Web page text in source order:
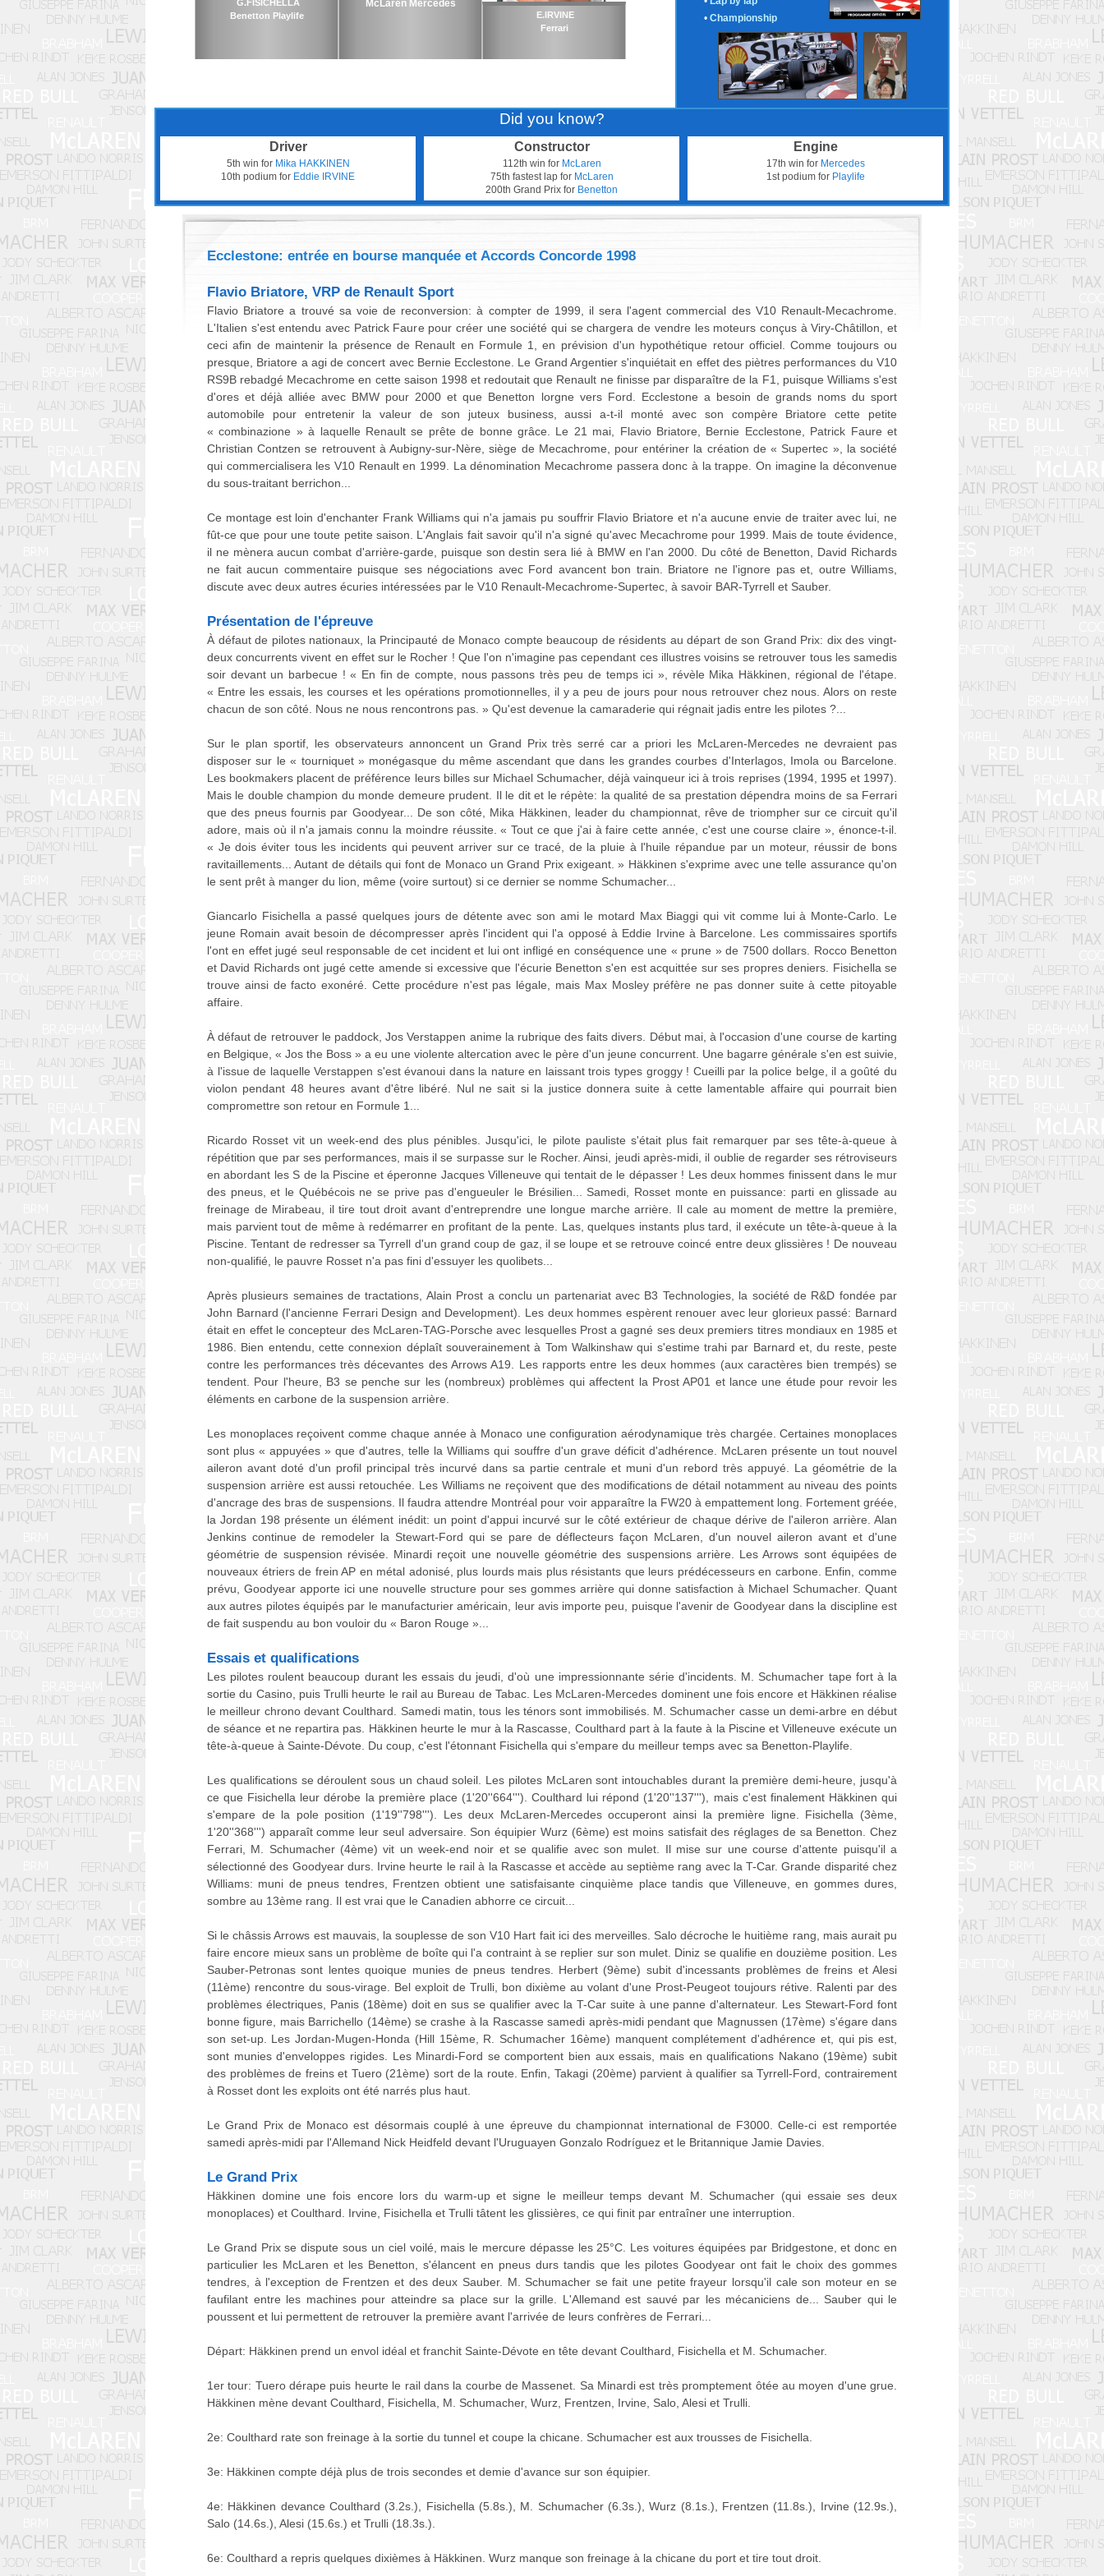
G.FISICHELLA
Benetton Playlife
McLaren Mercedes
E.IRVINE
Ferrari
• Championship
Did you know?
Driver
5th win for Mika HAKKINEN
10th podium for Eddie IRVINE
Constructor
112th win for McLaren
75th fastest lap for McLaren
200th Grand Prix for Benetton
Engine
17th win for Mercedes
1st podium for Playlife
Ecclestone: entrée en bourse manquée et Accords Concorde 1998
Flavio Briatore, VRP de Renault Sport
Flavio Briatore a trouvé sa voie de reconversion: à compter de 1999, il sera l'agent commercial des V10 Renault-Mecachrome.
L'Italien s'est entendu avec Patrick Faure pour créer une société qui se chargera de vendre les moteurs conçus à Viry-Châtillon, et
ceci afin de maintenir la présence de Renault en Formule 1, en prévision d'un hypothétique retour officiel. Comme toujours ou
presque, Briatore a agi de concert avec Bernie Ecclestone. Le Grand Argentier s'inquiétait en effet des piètres performances du V10
RS9B rebadgé Mecachrome en cette saison 1998 et redoutait que Renault ne finisse par disparaître de la F1, puisque Williams s'est
d'ores et déjà alliée avec BMW pour 2000 et que Benetton lorgne vers Ford. Ecclestone a besoin de grands noms du sport
automobile pour entretenir la valeur de son juteux business, aussi a-t-il monté avec son compère Briatore cette petite
« combinazione » à laquelle Renault se prête de bonne grâce. Le 21 mai, Flavio Briatore, Bernie Ecclestone, Patrick Faure et
Christian Contzen se retrouvent à Aubigny-sur-Nère, siège de Mecachrome, pour entériner la création de « Supertec », la société
qui commercialisera les V10 Renault en 1999. La dénomination Mecachrome passera donc à la trappe. On imagine la déconvenue
du sous-traitant berrichon...
Ce montage est loin d'enchanter Frank Williams qui n'a jamais pu souffrir Flavio Briatore et n'a aucune envie de traiter avec lui, ne
fût-ce que pour une toute petite saison. L'Anglais fait savoir qu'il n'a signé qu'avec Mecachrome pour 1999. Mais de toute évidence,
il ne mènera aucun combat d'arrière-garde, puisque son destin sera lié à BMW en l'an 2000. Du côté de Benetton, David Richards
ne fait aucun commentaire puisque ses négociations avec Ford avancent bon train. Briatore ne l'ignore pas et, outre Williams,
discute avec deux autres écuries intéressées par le V10 Renault-Mecachrome-Supertec, à savoir BAR-Tyrrell et Sauber.
Présentation de l'épreuve
À défaut de pilotes nationaux, la Principauté de Monaco compte beaucoup de résidents au départ de son Grand Prix: dix des vingt-
deux concurrents vivent en effet sur le Rocher ! Que l'on n'imagine pas cependant ces illustres voisins se retrouver tous les samedis
soir devant un barbecue ! « En fin de compte, nous passons très peu de temps ici », révèle Mika Häkkinen, régional de l'étape.
« Entre les essais, les courses et les opérations promotionnelles, il y a peu de jours pour nous retrouver chez nous. Alors on reste
chacun de son côté. Nous ne nous rencontrons pas. » Qu'est devenue la camaraderie qui régnait jadis entre les pilotes ?...
Sur le plan sportif, les observateurs annoncent un Grand Prix très serré car a priori les McLaren-Mercedes ne devraient pas
disposer sur le « tourniquet » monégasque du même ascendant que dans les grandes courbes d'Interlagos, Imola ou Barcelone.
Les bookmakers placent de préférence leurs billes sur Michael Schumacher, déjà vainqueur ici à trois reprises (1994, 1995 et 1997).
Mais le double champion du monde demeure prudent. Il le dit et le répète: la qualité de sa prestation dépendra moins de sa Ferrari
que des pneus fournis par Goodyear... De son côté, Mika Häkkinen, leader du championnat, rêve de triompher sur ce circuit qu'il
adore, mais où il n'a jamais connu la moindre réussite. « Tout ce que j'ai à faire cette année, c'est une course claire », énonce-t-il.
« Je dois éviter tous les incidents qui peuvent arriver sur ce tracé, de la pluie à l'huile répandue par un moteur, réussir de bons
ravitaillements... Autant de détails qui font de Monaco un Grand Prix exigeant. » Häkkinen s'exprime avec une telle assurance qu'on
le sent prêt à manger du lion, même (voire surtout) si ce dernier se nomme Schumacher...
Giancarlo Fisichella a passé quelques jours de détente avec son ami le motard Max Biaggi qui vit comme lui à Monte-Carlo. Le
jeune Romain avait besoin de décompresser après l'incident qui l'a opposé à Eddie Irvine à Barcelone. Les commissaires sportifs
l'ont en effet jugé seul responsable de cet incident et lui ont infligé en conséquence une « prune » de 7500 dollars. Rocco Benetton
et David Richards ont jugé cette amende si excessive que l'écurie Benetton s'en est acquittée sur ses propres deniers. Fisichella se
trouve ainsi de facto exonéré. Cette procédure n'est pas légale, mais Max Mosley préfère ne pas donner suite à cette pitoyable
affaire.
À défaut de retrouver le paddock, Jos Verstappen anime la rubrique des faits divers. Début mai, à l'occasion d'une course de karting
en Belgique, « Jos the Boss » a eu une violente altercation avec le père d'un jeune concurrent. Une bagarre générale s'en est suivie,
à l'issue de laquelle Verstappen s'est évanoui dans la nature en laissant trois types groggy ! Cueilli par la police belge, il a goûté du
violon pendant 48 heures avant d'être libéré. Nul ne sait si la justice donnera suite à cette lamentable affaire qui pourrait bien
compromettre son retour en Formule 1...
Ricardo Rosset vit un week-end des plus pénibles. Jusqu'ici, le pilote pauliste s'était plus fait remarquer par ses tête-à-queue à
répétition que par ses performances, mais il se surpasse sur le Rocher. Ainsi, jeudi après-midi, il oublie de regarder ses rétroviseurs
en abordant les S de la Piscine et éperonne Jacques Villeneuve qui tentait de le dépasser ! Les deux hommes finissent dans le mur
des pneus, et le Québécois ne se prive pas d'engueuler le Brésilien... Samedi, Rosset monte en puissance: parti en glissade au
freinage de Mirabeau, il tire tout droit avant d'entreprendre une longue marche arrière. Il cale au moment de mettre la première,
mais parvient tout de même à redémarrer en profitant de la pente. Las, quelques instants plus tard, il exécute un tête-à-queue à la
Piscine. Tentant de redresser sa Tyrrell d'un grand coup de gaz, il se loupe et se retrouve coincé entre deux glissières ! De nouveau
non-qualifié, le pauvre Rosset n'a pas fini d'essuyer les quolibets...
Après plusieurs semaines de tractations, Alain Prost a conclu un partenariat avec B3 Technologies, la société de R&D fondée par
John Barnard (l'ancienne Ferrari Design and Development). Les deux hommes espèrent renouer avec leur glorieux passé: Barnard
était en effet le concepteur des McLaren-TAG-Porsche avec lesquelles Prost a gagné ses deux premiers titres mondiaux en 1985 et
1986. Bien entendu, cette connexion déplaît souverainement à Tom Walkinshaw qui s'estime trahi par Barnard et, du reste, peste
contre les performances très décevantes des Arrows A19. Les rapports entre les deux hommes (aux caractères bien trempés) se
tendent. Pour l'heure, B3 se penche sur les (nombreux) problèmes qui affectent la Prost AP01 et lance une étude pour revoir les
éléments en carbone de la suspension arrière.
Les monoplaces reçoivent comme chaque année à Monaco une configuration aérodynamique très chargée. Certaines monoplaces
sont plus « appuyées » que d'autres, telle la Williams qui souffre d'un grave déficit d'adhérence. McLaren présente un tout nouvel
aileron avant doté d'un profil principal très incurvé dans sa partie centrale et muni d'un rebord très appuyé. La géométrie de la
suspension arrière est aussi retouchée. Les Williams ne reçoivent que des modifications de détail notamment au niveau des points
d'ancrage des bras de suspensions. Il faudra attendre Montréal pour voir apparaître la FW20 à empattement long. Fortement gréée,
la Jordan 198 présente un élément inédit: un point d'appui incurvé sur le côté extérieur de chaque dérive de l'aileron arrière. Alan
Jenkins continue de remodeler la Stewart-Ford qui se pare de déflecteurs façon McLaren, d'un nouvel aileron avant et d'une
géométrie de suspension révisée. Minardi reçoit une nouvelle géométrie des suspensions arrière. Les Arrows sont équipées de
nouveaux étriers de frein AP en métal adonisé, plus lourds mais plus résistants que leurs prédécesseurs en carbone. Enfin, comme
prévu, Goodyear apporte ici une nouvelle structure pour ses gommes arrière qui donne satisfaction à Michael Schumacher. Quant
aux autres pilotes équipés par le manufacturier américain, leur avis importe peu, puisque l'avenir de Goodyear dans la discipline est
de fait suspendu au bon vouloir du « Baron Rouge »...
Essais et qualifications
Les pilotes roulent beaucoup durant les essais du jeudi, d'où une impressionnante série d'incidents. M. Schumacher tape fort à la
sortie du Casino, puis Trulli heurte le rail au Bureau de Tabac. Les McLaren-Mercedes dominent une fois encore et Häkkinen réalise
le meilleur chrono devant Coulthard. Samedi matin, tous les ténors sont immobilisés. M. Schumacher casse un demi-arbre en début
de séance et ne repartira pas. Häkkinen heurte le mur à la Rascasse, Coulthard part à la faute à la Piscine et Villeneuve exécute un
tête-à-queue à Sainte-Dévote. Du coup, c'est l'étonnant Fisichella qui s'empare du meilleur temps avec sa Benetton-Playlife.
Les qualifications se déroulent sous un chaud soleil. Les pilotes McLaren sont intouchables durant la première demi-heure, jusqu'à
ce que Fisichella leur dérobe la première place (1'20''664'''). Coulthard lui répond (1'20''137'''), mais c'est finalement Häkkinen qui
s'empare de la pole position (1'19''798'''). Les deux McLaren-Mercedes occuperont ainsi la première ligne. Fisichella (3ème,
1'20''368''') apparaît comme leur seul adversaire. Son équipier Wurz (6ème) est moins satisfait des réglages de sa Benetton. Chez
Ferrari, M. Schumacher (4ème) vit un week-end noir et se qualifie avec son mulet. Il mise sur une course d'attente puisqu'il a
sélectionné des Goodyear durs. Irvine heurte le rail à la Rascasse et accède au septième rang avec la T-Car. Grande disparité chez
Williams: muni de pneus tendres, Frentzen obtient une satisfaisante cinquième place tandis que Villeneuve, en gommes dures,
sombre au 13ème rang. Il est vrai que le Canadien abhorre ce circuit...
Si le châssis Arrows est mauvais, la souplesse de son V10 Hart fait ici des merveilles. Salo décroche le huitième rang, mais aurait pu
faire encore mieux sans un problème de boîte qui l'a contraint à se replier sur son mulet. Diniz se qualifie en douzième position. Les
Sauber-Petronas sont lentes quoique munies de pneus tendres. Herbert (9ème) subit d'incessants problèmes de freins et Alesi
(11ème) rencontre du sous-virage. Bel exploit de Trulli, bon dixième au volant d'une Prost-Peugeot toujours rétive. Ralenti par des
problèmes électriques, Panis (18ème) doit en sus se qualifier avec la T-Car suite à une panne d'alternateur. Les Stewart-Ford font
bonne figure, mais Barrichello (14ème) se crashe à la Rascasse samedi après-midi pendant que Magnussen (17ème) s'égare dans
son set-up. Les Jordan-Mugen-Honda (Hill 15ème, R. Schumacher 16ème) manquent complétement d'adhérence et, qui pis est,
sont munies d'enveloppes rigides. Les Minardi-Ford se comportent bien aux essais, mais en qualifications Nakano (19ème) subit
des problèmes de freins et Tuero (21ème) sort de la route. Enfin, Takagi (20ème) parvient à qualifier sa Tyrrell-Ford, contrairement
à Rosset dont les exploits ont été narrés plus haut.
Le Grand Prix de Monaco est désormais couplé à une épreuve du championnat international de F3000. Celle-ci est remportée
samedi après-midi par l'Allemand Nick Heidfeld devant l'Uruguayen Gonzalo Rodríguez et le Britannique Jamie Davies.
Le Grand Prix
Häkkinen domine une fois encore lors du warm-up et signe le meilleur temps devant M. Schumacher (qui essaie ses deux
monoplaces) et Coulthard. Irvine, Fisichella et Trulli tâtent les glissières, ce qui finit par entraîner une interruption.
Le Grand Prix se dispute sous un ciel voilé, mais le mercure dépasse les 25°C. Les voitures équipées par Bridgestone, et donc en
particulier les McLaren et les Benetton, s'élancent en pneus durs tandis que les pilotes Goodyear ont fait le choix des gommes
tendres, à l'exception de Frentzen et des deux Sauber. M. Schumacher se fait une petite frayeur lorsqu'il cale son moteur en se
faufilant entre les machines pour atteindre sa place sur la grille. L'Allemand est sauvé par les mécaniciens de... Sauber qui le
poussent et lui permettent de retrouver la première avant l'arrivée de leurs confrères de Ferrari...
Départ: Häkkinen prend un envol idéal et franchit Sainte-Dévote en tête devant Coulthard, Fisichella et M. Schumacher.
1er tour: Tuero dérape puis heurte le rail dans la courbe de Massenet. Sa Minardi est très promptement ôtée au moyen d'une grue.
Häkkinen mène devant Coulthard, Fisichella, M. Schumacher, Wurz, Frentzen, Irvine, Salo, Alesi et Trulli.
2e: Coulthard rate son freinage à la sortie du tunnel et coupe la chicane. Schumacher est aux trousses de Fisichella.
3e: Häkkinen compte déjà plus de trois secondes et demie d'avance sur son équipier.
4e: Häkkinen devance Coulthard (3.2s.), Fisichella (5.8s.), M. Schumacher (6.3s.), Wurz (8.1s.), Frentzen (11.8s.), Irvine (12.9s.),
Salo (14.6s.), Alesi (15.6s.) et Trulli (18.3s.).
6e: Coulthard a repris quelques dixièmes à Häkkinen. Wurz manque son freinage à la chicane du port et tire tout droit.